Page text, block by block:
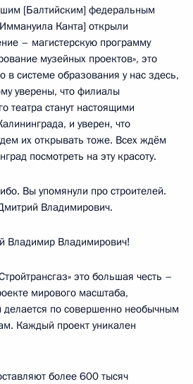
[Балтийским] федеральным
Канта] открыли
– магистерскую программу
музейных проектов», это
в системе образования у нас здесь,
уверены, что филиалы
театра станут настоящими
и уверен, что
их открывать тоже. Всех ждём
посмотреть на эту красоту.
Вы упомянули про строителей.
Владимирович.
Владимир Владимирович!
это большая честь –
мирового масштаба,
делается по совершенно необычным
Каждый проект уникален
более 600 тысяч